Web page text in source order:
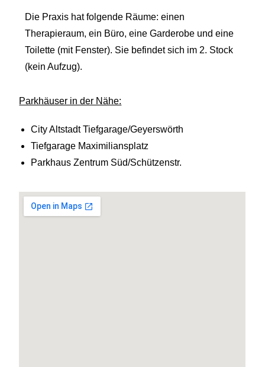
Die Praxis hat folgende Räume: einen
Therapieraum, ein Büro, eine Garderobe und eine
Toilette (mit Fenster). Sie befindet sich im 2. Stock
(kein Aufzug).
Parkhäuser in der Nähe:
City Altstadt Tiefgarage/Geyerswörth
Tiefgarage Maximiliansplatz
Parkhaus Zentrum Süd/Schützenstr.